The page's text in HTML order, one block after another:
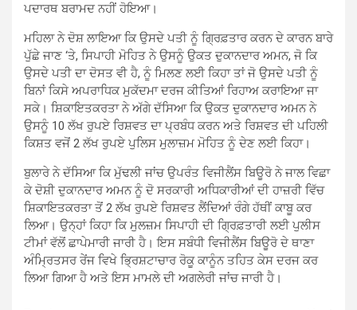
ਪਦਾਰਥ ਬਰਾਮਦ ਨਹੀਂ ਹੋਇਆ।
ਮਹਿਲਾ ਨੇ ਦੋਸ਼ ਲਾਇਆ ਕਿ ਉਸਦੇ ਪਤੀ ਨੂੰ ਗ੍ਰਿਫ਼ਤਾਰ ਕਰਨ ਦੇ ਕਾਰਨ ਬਾਰੇ
ਪੁੱਛੇ ਜਾਣ ‘ਤੇ, ਸਿਪਾਹੀ ਮੋਹਿਤ ਨੇ ਉਸਨੂੰ ਉਕਤ ਦੁਕਾਨਦਾਰ ਅਮਨ, ਜੋ ਕਿ
ਉਸਦੇ ਪਤੀ ਦਾ ਦੋਸਤ ਵੀ ਹੈ, ਨੂੰ ਮਿਲਣ ਲਈ ਕਿਹਾ ਤਾਂ ਜੋ ਉਸਦੇ ਪਤੀ ਨੂੰ
ਬਿਨਾਂ ਕਿਸੇ ਅਪਰਾਧਿਕ ਮੁਕੱਦਮਾ ਦਰਜ ਕੀਤਿਆਂ ਰਿਹਾਅ ਕਰਾਇਆ ਜਾ
ਸਕੇ। ਸ਼ਿਕਾਇਤਕਰਤਾ ਨੇ ਅੱਗੇ ਦੱਸਿਆ ਕਿ ਉਕਤ ਦੁਕਾਨਦਾਰ ਅਮਨ ਨੇ
ਉਸਨੂੰ 10 ਲੱਖ ਰੁਪਏ ਰਿਸ਼ਵਤ ਦਾ ਪ੍ਰਬੰਧ ਕਰਨ ਅਤੇ ਰਿਸ਼ਵਤ ਦੀ ਪਹਿਲੀ
ਕਿਸ਼ਤ ਵਜੋਂ 2 ਲੱਖ ਰੁਪਏ ਪੁਲਿਸ ਮੁਲਾਜ਼ਮ ਮੋਹਿਤ ਨੂੰ ਦੇਣ ਲਈ ਕਿਹਾ।
ਬੁਲਾਰੇ ਨੇ ਦੱਸਿਆ ਕਿ ਮੁੱਢਲੀ ਜਾਂਚ ਉਪਰੰਤ ਵਿਜੀਲੈਂਸ ਬਿਊਰੋ ਨੇ ਜਾਲ ਵਿਛਾ
ਕੇ ਦੋਸ਼ੀ ਦੁਕਾਨਦਾਰ ਅਮਨ ਨੂੰ ਦੋ ਸਰਕਾਰੀ ਅਧਿਕਾਰੀਆਂ ਦੀ ਹਾਜ਼ਰੀ ਵਿੱਚ
ਸ਼ਿਕਾਇਤਕਰਤਾ ਤੋਂ 2 ਲੱਖ ਰੁਪਏ ਰਿਸ਼ਵਤ ਲੈਂਦਿਆਂ ਰੰਗੇ ਹੱਥੀਂ ਕਾਬੂ ਕਰ
ਲਿਆ। ਉਨ੍ਹਾਂ ਕਿਹਾ ਕਿ ਮੁਲਜ਼ਮ ਸਿਪਾਹੀ ਦੀ ਗ੍ਰਿਫ਼ਤਾਰੀ ਲਈ ਪੁਲੀਸ
ਟੀਮਾਂ ਵੱਲੋਂ ਛਾਪੇਮਾਰੀ ਜਾਰੀ ਹੈ। ਇਸ ਸਬੰਧੀ ਵਿਜੀਲੈਂਸ ਬਿਊਰੋ ਦੇ ਥਾਣਾ
ਅੰਮ੍ਰਿਤਸਰ ਰੇਂਜ ਵਿਖੇ ਭ੍ਰਿਸ਼ਟਾਚਾਰ ਰੋਕੂ ਕਾਨੂੰਨ ਤਹਿਤ ਕੇਸ ਦਰਜ ਕਰ
ਲਿਆ ਗਿਆ ਹੈ ਅਤੇ ਇਸ ਮਾਮਲੇ ਦੀ ਅਗਲੇਰੀ ਜਾਂਚ ਜਾਰੀ ਹੈ।